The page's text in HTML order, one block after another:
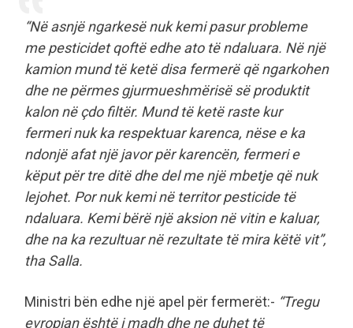
“Në asnjë ngarkesë nuk kemi pasur probleme
me pesticidet qoftë edhe ato të ndaluara. Në një
kamion mund të ketë disa fermerë që ngarkohen
dhe ne përmes gjurmueshmërisë së produktit
kalon në çdo filtër. Mund të ketë raste kur
fermeri nuk ka respektuar karenca, nëse e ka
ndonjë afat një javor për karencën, fermeri e
këput për tre ditë dhe del me një mbetje që nuk
lejohet. Por nuk kemi në territor pesticide të
ndaluara. Kemi bërë një aksion në vitin e kaluar,
dhe na ka rezultuar në rezultate të mira këtë vit”,
tha Salla.
Ministri bën edhe një apel për fermerët:- “Tregu
evropian është i madh dhe ne duhet të